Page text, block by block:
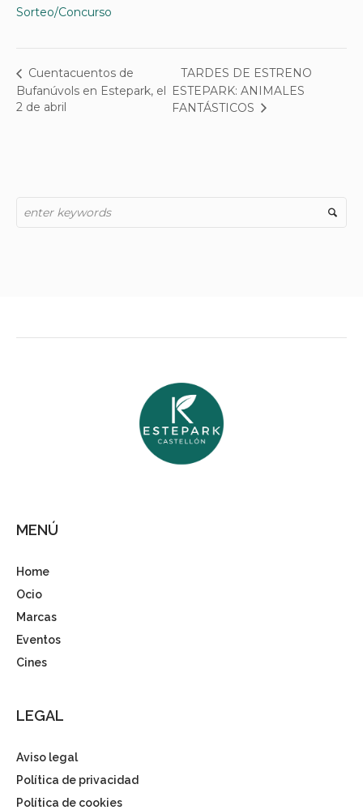
Sorteo/Concurso
Cuentacuentos de
Bufanúvols en Estepark, el
2 de abril
TARDES DE ESTRENO
ESTEPARK: ANIMALES
FANTÁSTICOS
MENÚ
Home
Ocio
Marcas
Eventos
Cines
LEGAL
Aviso legal
Política de privacidad
Política de cookies